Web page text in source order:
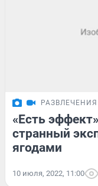
РАЗВЛЕЧЕНИЯ
«Есть
странный
ягодами
10 июля, 2022, 11:00